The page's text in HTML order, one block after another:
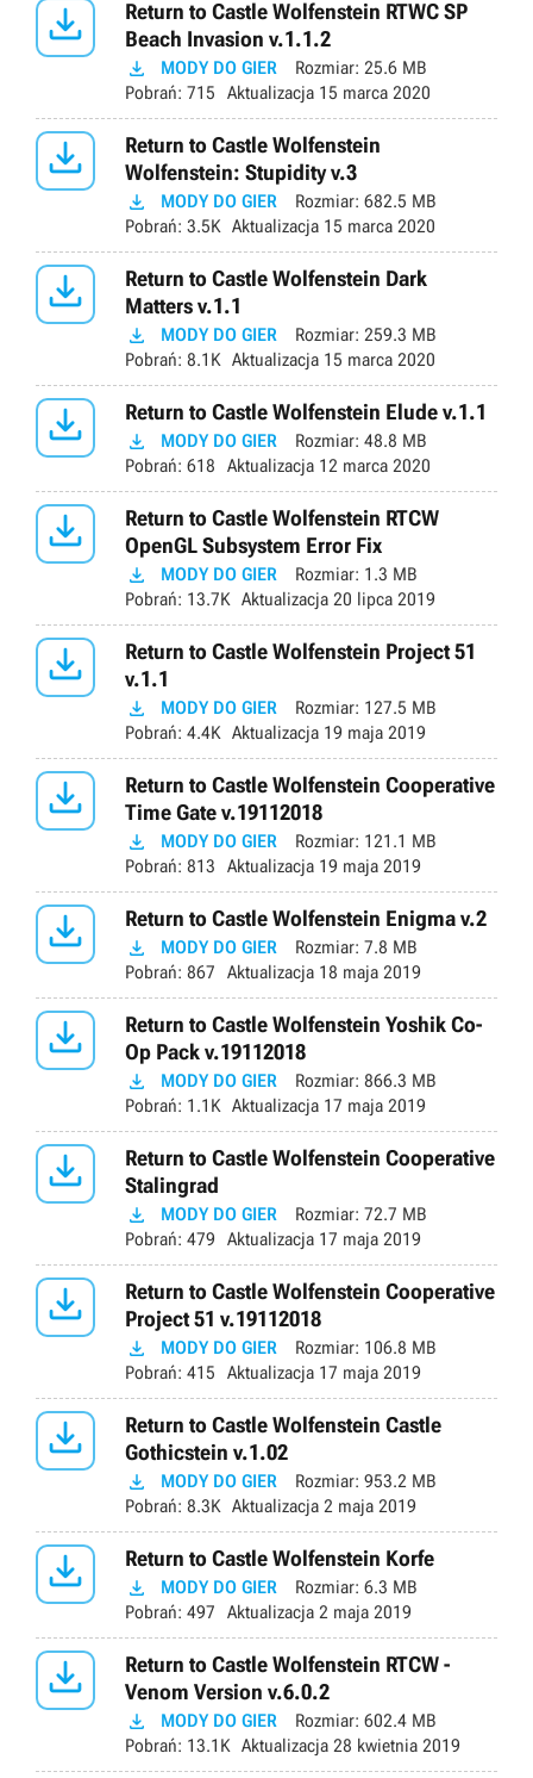

Return to Castle Wolfenstein RTWC SP
Beach Invasion v.1.1.2
 MODY DO GIER Rozmiar: 25.6 MB
Pobrań: 715 Aktualizacja 15 marca 2020

Return to Castle Wolfenstein
Wolfenstein: Stupidity v.3
 MODY DO GIER Rozmiar: 682.5 MB
Pobrań: 3.5K Aktualizacja 15 marca 2020

Return to Castle Wolfenstein Dark
Matters v.1.1
 MODY DO GIER Rozmiar: 259.3 MB
Pobrań: 8.1K Aktualizacja 15 marca 2020
 Return to Castle Wolfenstein Elude v.1.1
 MODY DO GIER Rozmiar: 48.8 MB
Pobrań: 618 Aktualizacja 12 marca 2020

Return to Castle Wolfenstein RTCW
OpenGL Subsystem Error Fix
 MODY DO GIER Rozmiar: 1.3 MB
Pobrań: 13.7K Aktualizacja 20 lipca 2019

Return to Castle Wolfenstein Project 51
v.1.1
 MODY DO GIER Rozmiar: 127.5 MB
Pobrań: 4.4K Aktualizacja 19 maja 2019

Return to Castle Wolfenstein Cooperative
Time Gate v.19112018
 MODY DO GIER Rozmiar: 121.1 MB
Pobrań: 813 Aktualizacja 19 maja 2019
 Return to Castle Wolfenstein Enigma v.2
 MODY DO GIER Rozmiar: 7.8 MB
Pobrań: 867 Aktualizacja 18 maja 2019

Return to Castle Wolfenstein Yoshik Co-
Op Pack v.19112018
 MODY DO GIER Rozmiar: 866.3 MB
Pobrań: 1.1K Aktualizacja 17 maja 2019

Return to Castle Wolfenstein Cooperative
Stalingrad
 MODY DO GIER Rozmiar: 72.7 MB
Pobrań: 479 Aktualizacja 17 maja 2019

Return to Castle Wolfenstein Cooperative
Project 51 v.19112018
 MODY DO GIER Rozmiar: 106.8 MB
Pobrań: 415 Aktualizacja 17 maja 2019

Return to Castle Wolfenstein Castle
Gothicstein v.1.02
 MODY DO GIER Rozmiar: 953.2 MB
Pobrań: 8.3K Aktualizacja 2 maja 2019
 Return to Castle Wolfenstein Korfe
 MODY DO GIER Rozmiar: 6.3 MB
Pobrań: 497 Aktualizacja 2 maja 2019

Return to Castle Wolfenstein RTCW -
Venom Version v.6.0.2
 MODY DO GIER Rozmiar: 602.4 MB
Pobrań: 13.1K Aktualizacja 28 kwietnia 2019